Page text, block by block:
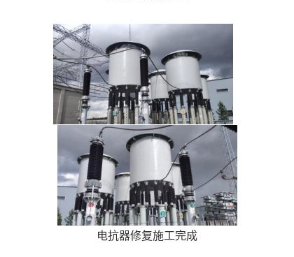
电抗器修复施工完成